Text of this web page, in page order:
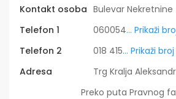
Kontakt osoba Bulevar Nekretnine
Telefon 1
060054... Prikaži
Telefon 2
018 415... Prikaži broj
Adresa
Trg Kralja
Preko puta Pravnog